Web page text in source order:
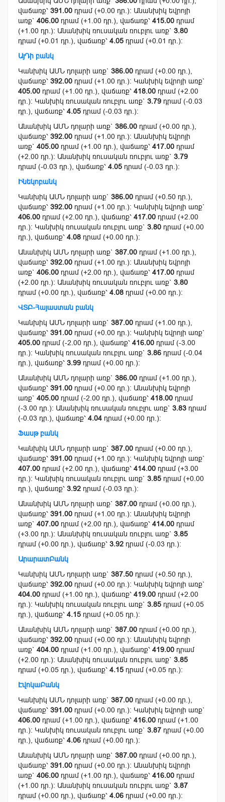
վաճառք՝ 391.00 դրամ (+0.00 դր.): Անանխիկ եվրոյի
առք` 406.00 դրամ (+1.00 դր.), վաճառք՝ 415.00 դրամ
(+1.00 դր.): Անանխիկ ռուսական ռուբլու առք` 3.80
դրամ (+0.01 դր.), վաճառք՝ 4.05 դրամ (+0.01 դր.):
ԱյԴի բանկ
Կանխիկ ԱՄՆ դոլարի առք` 386.00 դրամ (+0.00 դր.),
վաճառք՝ 392.00 դրամ (+1.00 դր.): Կանխիկ եվրոյի առք`
405.00 դրամ (+1.00 դր.), վաճառք՝ 418.00 դրամ (+2.00
դր.): Կանխիկ ռուսական ռուբլու առք` 3.79 դրամ (-0.03
դր.), վաճառք՝ 4.05 դրամ (-0.03 դր.):
Անանխիկ ԱՄՆ դոլարի առք` 386.00 դրամ (+0.00 դր.),
վաճառք՝ 392.00 դրամ (+1.00 դր.): Անանխիկ եվրոյի
առք` 405.00 դրամ (+1.00 դր.), վաճառք՝ 417.00 դրամ
(+2.00 դր.): Անանխիկ ռուսական ռուբլու առք` 3.79
դրամ (-0.03 դր.), վաճառք՝ 4.05 դրամ (-0.03 դր.):
Ինեկոբանկ
Կանխիկ ԱՄՆ դոլարի առք` 386.00 դրամ (+0.50 դր.),
վաճառք՝ 392.00 դրամ (+1.00 դր.): Կանխիկ եվրոյի առք`
406.00 դրամ (+2.00 դր.), վաճառք՝ 417.00 դրամ (+2.00
դր.): Կանխիկ ռուսական ռուբլու առք` 3.80 դրամ (+0.00
դր.), վաճառք՝ 4.08 դրամ (+0.00 դր.):
Անանխիկ ԱՄՆ դոլարի առք` 387.00 դրամ (+1.00 դր.),
վաճառք՝ 392.00 դրամ (+1.00 դր.): Անանխիկ եվրոյի
առք` 406.00 դրամ (+2.00 դր.), վաճառք՝ 417.00 դրամ
(+2.00 դր.): Անանխիկ ռուսական ռուբլու առք` 3.80
դրամ (+0.00 դր.), վաճառք՝ 4.08 դրամ (+0.00 դր.):
ՎՏԲ-Հայաստան բանկ
Կանխիկ ԱՄՆ դոլարի առք` 387.00 դրամ (+1.00 դր.),
վաճառք՝ 391.00 դրամ (+0.00 դր.): Կանխիկ եվրոյի առք`
405.00 դրամ (-2.00 դր.), վաճառք՝ 416.00 դրամ (-3.00
դր.): Կանխիկ ռուսական ռուբլու առք` 3.86 դրամ (-0.04
դր.), վաճառք՝ 3.99 դրամ (+0.00 դր.):
Անանխիկ ԱՄՆ դոլարի առք` 386.00 դրամ (+1.00 դր.),
վաճառք՝ 391.00 դրամ (+0.00 դր.): Անանխիկ եվրոյի
առք` 405.00 դրամ (-2.00 դր.), վաճառք՝ 418.00 դրամ
(-3.00 դր.): Անանխիկ ռուսական ռուբլու առք` 3.83 դրամ
(-0.03 դր.), վաճառք՝ 4.04 դրամ (+0.00 դր.):
Ֆասթ բանկ
Կանխիկ ԱՄՆ դոլարի առք` 387.00 դրամ (+0.00 դր.),
վաճառք՝ 391.00 դրամ (+1.00 դր.): Կանխիկ եվրոյի առք`
407.00 դրամ (+2.00 դր.), վաճառք՝ 414.00 դրամ (+3.00
դր.): Կանխիկ ռուսական ռուբլու առք` 3.85 դրամ (+0.00
դր.), վաճառք՝ 3.92 դրամ (-0.03 դր.):
Անանխիկ ԱՄՆ դոլարի առք` 387.00 դրամ (+0.00 դր.),
վաճառք՝ 391.00 դրամ (+1.00 դր.): Անանխիկ եվրոյի
առք` 407.00 դրամ (+2.00 դր.), վաճառք՝ 414.00 դրամ
(+3.00 դր.): Անանխիկ ռուսական ռուբլու առք` 3.85
դրամ (+0.00 դր.), վաճառք՝ 3.92 դրամ (-0.03 դր.):
ԱրարատԲանկ
Կանխիկ ԱՄՆ դոլարի առք` 387.50 դրամ (+0.50 դր.),
վաճառք՝ 392.00 դրամ (+0.00 դր.): Կանխիկ եվրոյի առք`
404.00 դրամ (+1.00 դր.), վաճառք՝ 419.00 դրամ (+2.00
դր.): Կանխիկ ռուսական ռուբլու առք` 3.85 դրամ (+0.05
դր.), վաճառք՝ 4.15 դրամ (+0.05 դր.):
Անանխիկ ԱՄՆ դոլարի առք` 387.00 դրամ (+0.00 դր.),
վաճառք՝ 392.00 դրամ (+0.00 դր.): Անանխիկ եվրոյի
առք` 404.00 դրամ (+1.00 դր.), վաճառք՝ 419.00 դրամ
(+2.00 դր.): Անանխիկ ռուսական ռուբլու առք` 3.85
դրամ (+0.05 դր.), վաճառք՝ 4.15 դրամ (+0.05 դր.):
ԷվոկաԲանկ
Կանխիկ ԱՄՆ դոլարի առք` 387.00 դրամ (+0.00 դր.),
վաճառք՝ 391.00 դրամ (+0.00 դր.): Կանխիկ եվրոյի առք`
406.00 դրամ (+1.00 դր.), վաճառք՝ 416.00 դրամ (+1.00
դր.): Կանխիկ ռուսական ռուբլու առք` 3.87 դրամ (+0.00
դր.), վաճառք՝ 4.06 դրամ (+0.00 դր.):
Անանխիկ ԱՄՆ դոլարի առք` 387.00 դրամ (+0.00 դր.),
վաճառք՝ 391.00 դրամ (+0.00 դր.): Անանխիկ եվրոյի
առք` 406.00 դրամ (+1.00 դր.), վաճառք՝ 416.00 դրամ
(+1.00 դր.): Անանխիկ ռուսական ռուբլու առք` 3.87
դրամ (+0.00 դր.), վաճառք՝ 4.06 դրամ (+0.00 դր.):